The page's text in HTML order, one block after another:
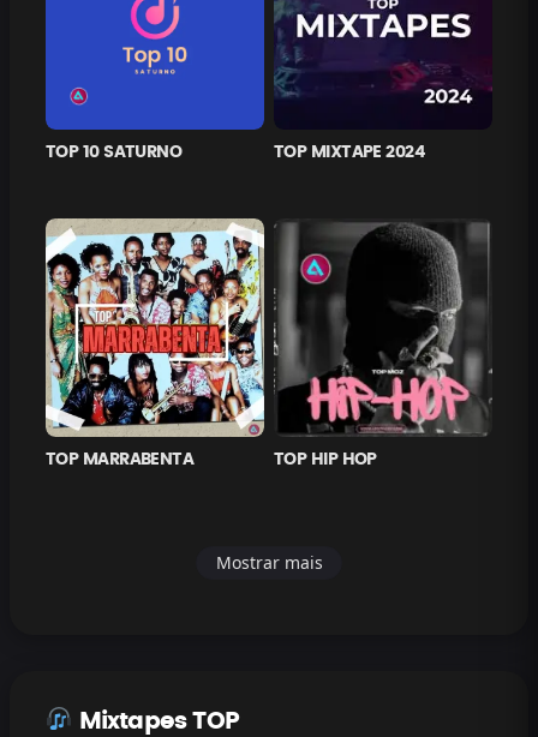
TOP 10 SATURNO TOP MIXTAPE 2024
TOP MARRABENTA TOP HIP HOP
Mostrar mais
Mixtapes TOP